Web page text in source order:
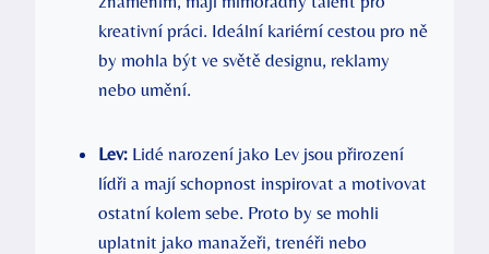
kreativní práci. Ideální​ kariérní cestou pro ně
⁤by mohla být ve světě designu, reklamy
nebo umění.
Lev: Lidé narození ‌jako‍ Lev jsou ‍přirození
lídři​ a mají schopnost inspirovat a ​motivovat
⁣ostatní ⁢kolem⁤ sebe. Proto ‍by se mohli⁢
uplatnit jako manažeři, trenéři nebo